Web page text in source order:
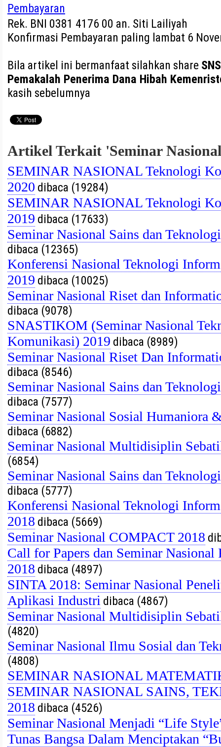
Pembayaran
Rek. BNI 0381 4176 00 an. Siti Lailiyah
Konfirmasi Pembayaran paling lambat 6
Bila artikel ini bermanfaat silahkan share
Pemakalah Penerima Dana Hibah
kasih sebelumnya
Artikel Terkait 'Seminar
SEMINAR NASIONAL Teknologi
2020 dibaca (19284)
SEMINAR NASIONAL Teknologi
2019 dibaca (17633)
Seminar Nasional Sains dan
dibaca (12365)
Konferensi Nasional Teknologi
2019 dibaca (10025)
Seminar Nasional Riset dan
dibaca (9078)
SNASTIKOM (Seminar Nasional
Komunikasi) 2019 dibaca (8989)
Seminar Nasional Riset Dan
dibaca (8546)
Seminar Nasional Sains dan
dibaca (7577)
Seminar Nasional Sosial Humaniora
dibaca (6882)
Seminar Nasional Multidisiplin
(6854)
Seminar Nasional Sains dan
dibaca (5777)
Konferensi Nasional Teknologi
2018 dibaca (5669)
Seminar Nasional COMPACT 2018
Call for Papers dan Seminar
2018 dibaca (4897)
SINTA 2018: Seminar Nasional
Aplikasi Industri dibaca (4867)
Seminar Nasional Multidisiplin
(4820)
Seminar Nasional Ilmu Sosial dan
(4808)
SEMINAR NASIONAL
SEMINAR NASIONAL SAINS,
2018 dibaca (4526)
Seminar Nasional Menjadi “Life
Tunas Bangsa Dalam Menciptakan